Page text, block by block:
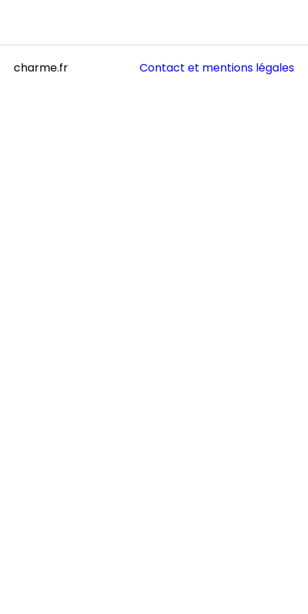
charme.fr Contact et mentions légales